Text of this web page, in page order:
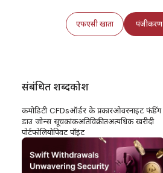
एफएसी खाता पंजीकरण
संबंधित शब्दकोश
कमोडिटी CFDsऑर्डर के प्रकारओवरनाइट फंडिंग
डाउ जोन्स सूचकांकअतिविक्रीतअत्यधिक खरीदी
पोर्टफोलियोपिवट पॉइंट